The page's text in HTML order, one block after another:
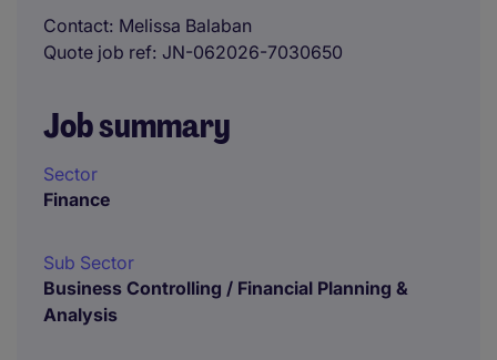
Contact Melissa Balaban
Quote job ref JN-062026-7030650
Job summary
Sector
Finance
Sub Sector
Business Controlling / Financial Planning &
Analysis